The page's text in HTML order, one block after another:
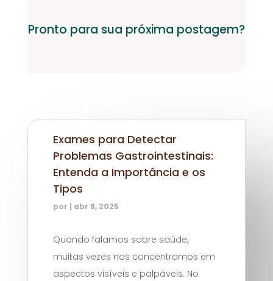
Pronto para sua próxima postagem?
Exames para Detectar
Problemas Gastrointestinais:
Entenda a Importância e os
Tipos
por | abr 8, 2025
Quando falamos sobre saúde,
muitas vezes nos concentramos em
aspectos visíveis e palpáveis. No